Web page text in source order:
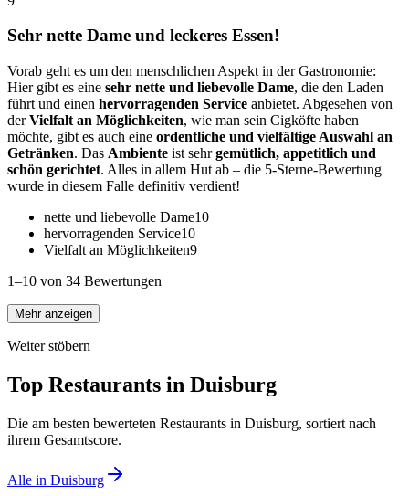
Sehr nette Dame und leckeres Essen!
Vorab geht es um den menschlichen Aspekt in der Gastronomie:
Hier gibt es eine sehr nette und liebevolle Dame, die den Laden
führt und einen hervorragenden Service anbietet. Abgesehen von
derVielfalt an Möglichkeiten, wie man sein Cigköfte haben
möchte, gibt es auch eine ordentliche und vielfältige Auswahl an
Getränken. Das Ambiente ist sehrgemütlich, appetitlich und
schön gerichtet. Alles in allem Hut ab – die 5-Sterne-Bewertung
wurde in diesem Falle definitiv verdient!
nette und liebevolle Dame10
hervorragenden Service10
Vielfalt an Möglichkeiten9
1–10 von 34 Bewertungen
Mehr anzeigen
Weiter stöbern
Top Restaurants in Duisburg
Die am besten bewerteten Restaurants in Duisburg, sortiert nach
ihrem Gesamtscore.
Alle in Duisburg